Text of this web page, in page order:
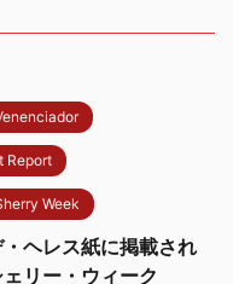
Report
Week
・ヘレス紙に掲載され
リー・ウィーク